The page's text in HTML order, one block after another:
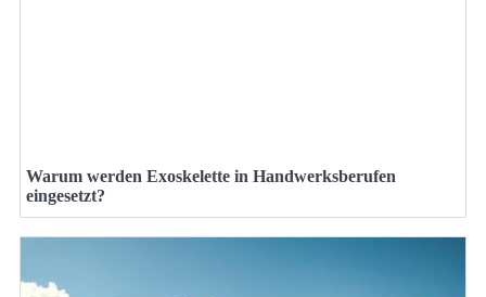
Warum werden Exoskelette in Handwerksberufen
eingesetzt?